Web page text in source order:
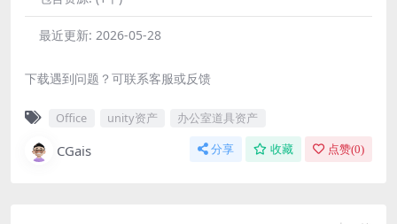
最近更新: 2026-05-28
下载遇到问题？可联系客服或反馈
Office unity资产 办公室道具资产
CGais 分享 收藏 点赞(0)